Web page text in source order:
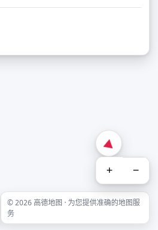
+ −
© 2026 高德地图 · 为您提供准确的地图服
务